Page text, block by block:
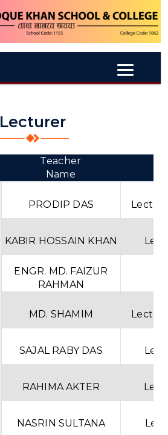
Lecturer
Teacher
Name
PRODIP DAS
KABIR HOSSAIN KHAN
ENGR. MD. FAIZUR
RAHMAN
MD. SHAMIM
SAJAL RABY DAS
RAHIMA AKTER
NASRIN SULTANA